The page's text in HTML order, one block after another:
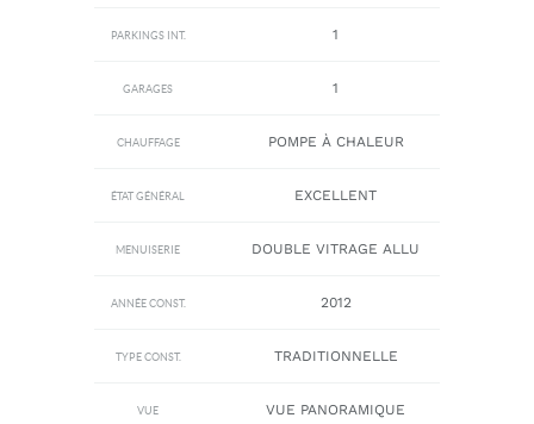
PARKINGS INT. 1
GARAGES 1
CHAUFFAGE POMPE À CHALEUR
ÉTAT GÉNÉRAL EXCELLENT
MENUISERIE DOUBLE VITRAGE ALLU
ANNÉE CONST. 2012
TYPE CONST. TRADITIONNELLE
VUE VUE PANORAMIQUE